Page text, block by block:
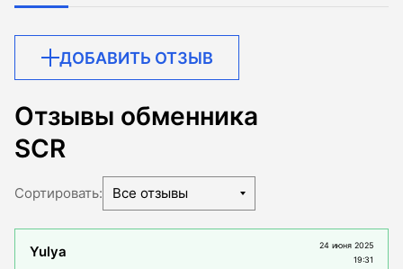
ДОБАВИТЬ ОТЗЫВ
Отзывы обменника
SCR
Сортировать: Все отзывы
Yulya
24 июня 2025
19:31